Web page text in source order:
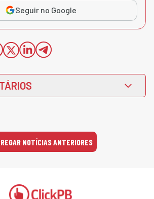
Seguir no Google
NOTÍCIAS ANTERIORES